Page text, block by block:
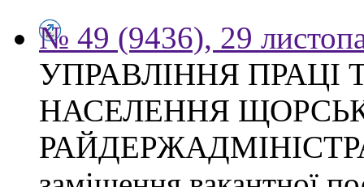
№ 49 (9436), 29
УПРАВЛІННЯ ПРАЦІ
НАСЕЛЕННЯ